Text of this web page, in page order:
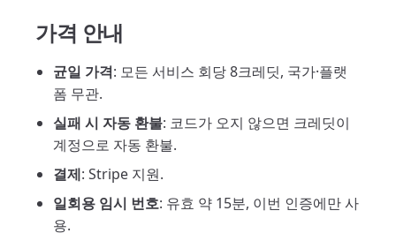
가격 안내
균일 가격: 모든 서비스 회당 8크레딧, 국가·플랫
폼 무관.
실패 시 자동 환불: 코드가 오지 않으면 크레딧이
계정으로 자동 환불.
결제: Stripe 지원.
일회용 임시 번호: 유효 약 15분, 이번 인증에만 사
용.